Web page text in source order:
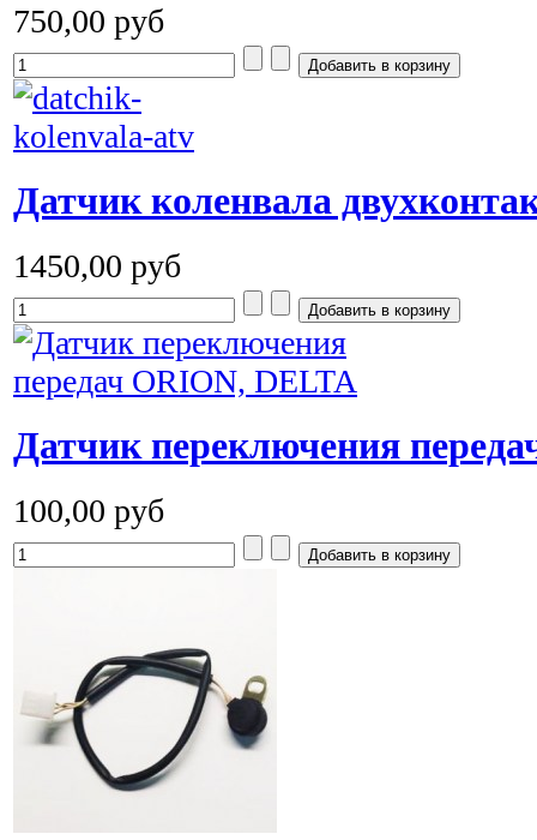
750,00 руб
Датчик коленвала
1450,00 руб
Датчик переключения
100,00 руб